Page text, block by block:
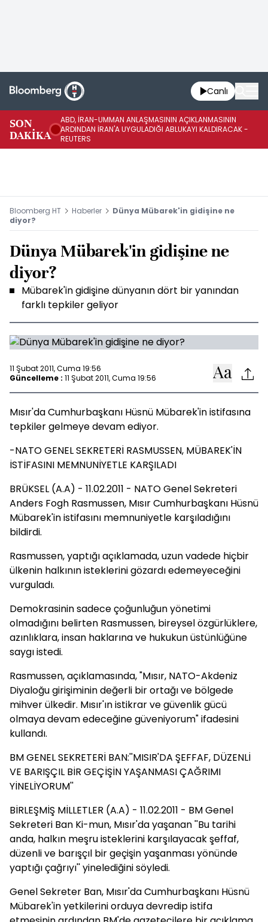
Canlı
SON
DAKİKA
ABD, İRAN-UMMAN ANLAŞMASININ AÇIKLANMASININ
ARDINDAN İRAN'A UYGULADIĞI ABLUKAYI KALDIRACAK -
REUTERS
Bloomberg HT Haberler
Dünya Mübarek'in gidişine ne
diyor?
Dünya Mübarek'in gidişine ne
diyor?
Mübarek'in gidişine dünyanın dört bir yanından
farklı tepkiler geliyor
11 Şubat 2011, Cuma 19:56
Güncelleme : 11 Şubat 2011, Cuma 19:56
Mısır'da Cumhurbaşkanı Hüsnü Mübarek'in istifasına
tepkiler gelmeye devam ediyor.
-NATO GENEL SEKRETERİ RASMUSSEN, MÜBAREK'İN
İSTİFASINI MEMNUNİYETLE KARŞILADI
BRÜKSEL (A.A) - 11.02.2011 - NATO Genel Sekreteri
Anders Fogh Rasmussen, Mısır Cumhurbaşkanı Hüsnü
Mübarek'in istifasını memnuniyetle karşıladığını
bildirdi.
Rasmussen, yaptığı açıklamada, uzun vadede hiçbir
ülkenin halkının isteklerini gözardı edemeyeceğini
vurguladı.
Demokrasinin sadece çoğunluğun yönetimi
olmadığını belirten Rasmussen, bireysel özgürlüklere,
azınlıklara, insan haklarına ve hukukun üstünlüğüne
saygı istedi.
Rasmussen, açıklamasında, "Mısır, NATO-Akdeniz
Diyaloğu girişiminin değerli bir ortağı ve bölgede
mihver ülkedir. Mısır'ın istikrar ve güvenlik gücü
olmaya devam edeceğine güveniyorum" ifadesini
kullandı.
BM GENEL SEKRETERİ BAN:''MISIR'DA ŞEFFAF, DÜZENLİ
VE BARIŞÇIL BİR GEÇİŞİN YAŞANMASI ÇAĞRIMI
YİNELİYORUM''
BİRLEŞMİŞ MİLLETLER (A.A) - 11.02.2011 - BM Genel
Sekreteri Ban Ki-mun, Mısır'da yaşanan ''Bu tarihi
anda, halkın meşru isteklerini karşılayacak şeffaf,
düzenli ve barışçıl bir geçişin yaşanması yönünde
yaptığı çağrıyı'' yinelediğini söyledi.
Genel Sekreter Ban, Mısır'da Cumhurbaşkanı Hüsnü
Mübarek'in yetkilerini orduya devredip istifa